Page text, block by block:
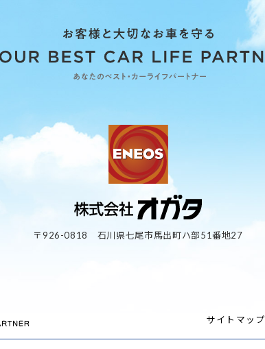
〒926-0818 石川県七尾市馬出町ハ部51番地27
サイトマップ